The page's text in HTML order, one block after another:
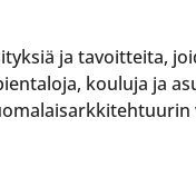
ja tavoitteita,
kouluja ja